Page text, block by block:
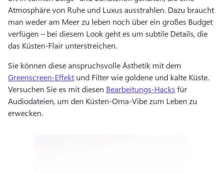
Atmosphäre von Ruhe und Luxus ausstrahlen. Dazu braucht
man weder am Meer zu leben noch über ein großes Budget
verfügen – bei diesem Look geht es um subtile Details, die
das Küsten-Flair unterstreichen.
Sie können diese anspruchsvolle Ästhetik mit dem
Greenscreen-Effekt
Versuchen Sie es mit diesen Bearbeitungs-Hacks für
Audiodateien, um den Küsten-Oma-Vibe zum Leben zu
erwecken.